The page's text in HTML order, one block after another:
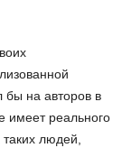
бы на авторов в
имеет реального
людей,